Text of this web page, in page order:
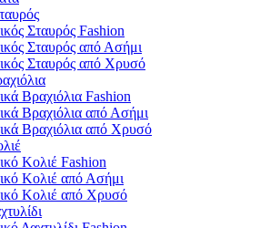
Σταυρός Fashion
Σταυρός από Ασήμι
Σταυρός από Χρυσό
Βραχιόλια Fashion
Βραχιόλια από Ασήμι
Βραχιόλια από Χρυσό
Κολιέ Fashion
Κολιέ από Ασήμι
Κολιέ από Χρυσό